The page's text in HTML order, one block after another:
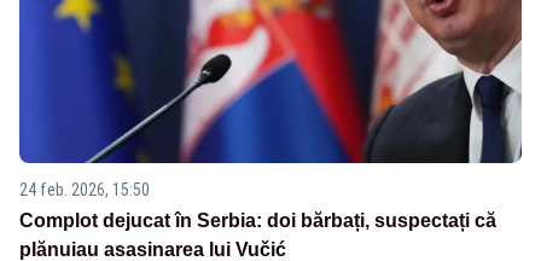
24 feb. 2026, 15:50
Complot dejucat în Serbia: doi bărbați, suspectați că
plănuiau asasinarea lui Vučić